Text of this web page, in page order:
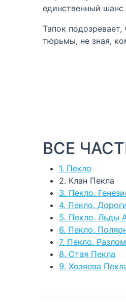
единственный шанс
Тапок
тюрьмы, не зная,
ВСЕ
1. Пекло
2. Клан Пекла
3. Пекло.
4. Пекло.
5. Пекло. Льды
6. Пекло.
7. Пекло. Разлом
8. Стая Пекла
9. Хозяева